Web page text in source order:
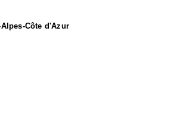
Côte d'Azur